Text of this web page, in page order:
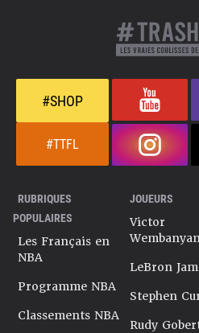
#SHOP
#TTFL
RUBRIQUES
POPULAIRES
Les Français en
NBA
Programme NBA
Classements NBA
JOUEURS
Victor
LeBron
Stephen
Rudy